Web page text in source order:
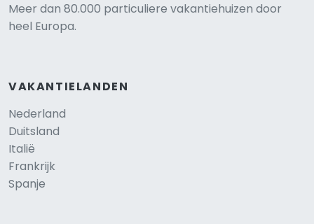
Meer dan 80.000 particuliere vakantiehuizen door
heel Europa.
VAKANTIELANDEN
Nederland
Duitsland
Italië
Frankrijk
Spanje